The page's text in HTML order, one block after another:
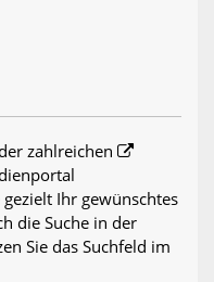
zahlreichen
Ihr gewünschtes
die Suche in der
Sie das Suchfeld im